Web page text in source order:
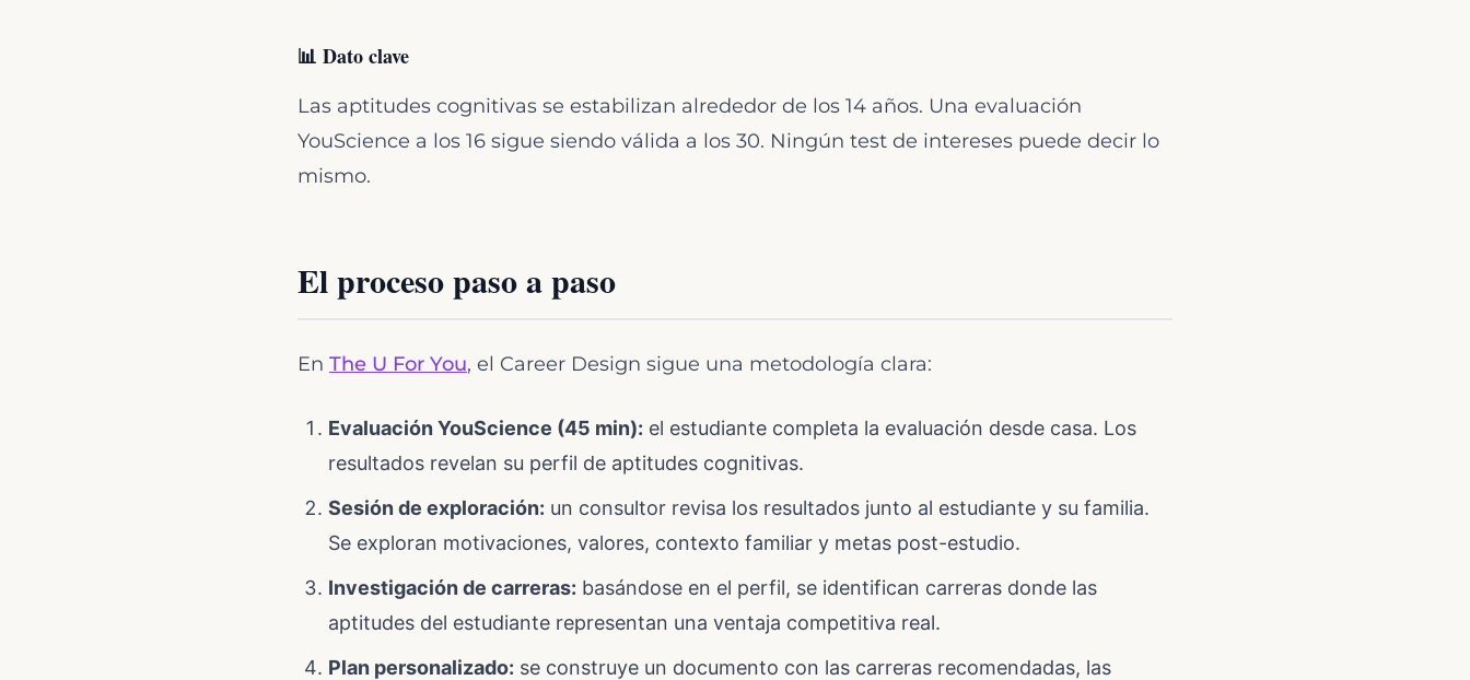
📊 Dato clave
Las aptitudes cognitivas se estabilizan alrededor de los 14 años. Una evaluación
YouScience a los 16 sigue siendo válida a los 30. Ningún test de intereses puede decir lo
mismo.
El proceso paso a paso
En The U For You, el Career Design sigue una metodología clara:
Evaluación YouScience (45 min): el estudiante completa la evaluación desde casa. Los
resultados revelan su perfil de aptitudes cognitivas.
Sesión de exploración: un consultor revisa los resultados junto al estudiante y su familia.
Se exploran motivaciones, valores, contexto familiar y metas post-estudio.
Investigación de carreras: basándose en el perfil, se identifican carreras donde las
aptitudes del estudiante representan una ventaja competitiva real.
Plan personalizado: se construye un documento con las carreras recomendadas, las